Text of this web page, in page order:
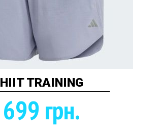
HIIT TRAINING
699 грн.